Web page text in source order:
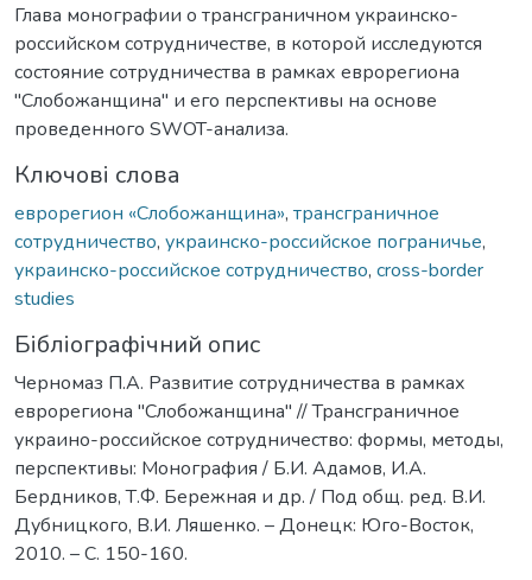
Глава монографии о трансграничном украинско-
российском сотрудничестве, в которой исследуются
состояние сотрудничества в рамках еврорегиона
"Слобожанщина" и его перспективы на основе
проведенного SWOT-анализа.
Ключові слова
еврорегион «Слобожанщина», трансграничное
сотрудничество, украинско-российское пограничье,
украинско-российское сотрудничество, cross-border
studies
Бібліографічний опис
Черномаз П.А. Развитие сотрудничества в рамках
еврорегиона "Слобожанщина" // Трансграничное
украино-российское сотрудничество: формы, методы,
перспективы: Монография / Б.И. Адамов, И.А.
Бердников, Т.Ф. Бережная и др. / Под общ. ред. В.И.
Дубницкого, В.И. Ляшенко. – Донецк: Юго-Восток,
2010. – C. 150-160.